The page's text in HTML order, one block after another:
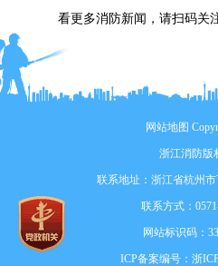
看更多消防新闻，请扫码关
网站地图
浙江消防版
联系地址：浙江省杭州
联系方式：
网站标识码：
ICP备案编号： 浙